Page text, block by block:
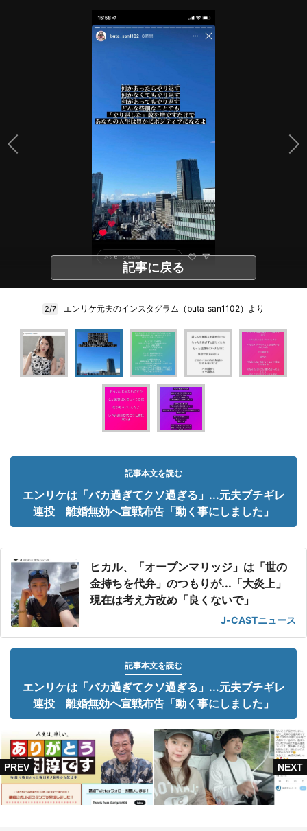
記事に戻る
2/7 エンリケ元夫のインスタグラム（buta_san1102）より
記事本文を読む
エンリケは「バカ過ぎてクソ過ぎる」...元夫ブチギレ
連投 離婚無効へ宣戦布告「動く事にしました」
ヒカル、「オープンマリッジ」は「世の
金持ちを代弁」のつもりが...「大炎上」
現在は考え方改め「良くないで」
J-CASTニュース
記事本文を読む
エンリケは「バカ過ぎてクソ過ぎる」...元夫ブチギレ
連投 離婚無効へ宣戦布告「動く事にしました」